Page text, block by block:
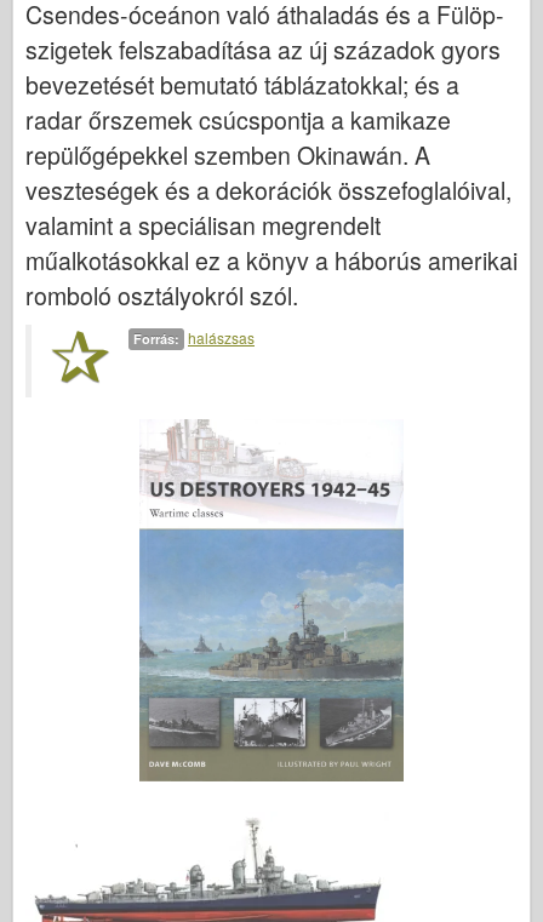
Csendes-óceánon való áthaladás és a Fülöp-
szigetek felszabadítása az új századok gyors
bevezetését bemutató táblázatokkal; és a
radar őrszemek csúcspontja a kamikaze
repülőgépekkel szemben Okinawán. A
veszteségek és a dekorációk összefoglalóival,
valamint a speciálisan megrendelt
műalkotásokkal ez a könyv a háborús amerikai
romboló osztályokról szól.
Forrás: halászsas